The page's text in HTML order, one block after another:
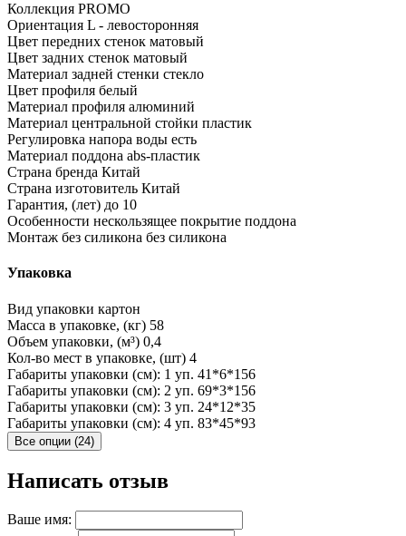
Коллекция PROMO
Ориентация L - левосторонняя
Цвет передних стенок матовый
Цвет задних стенок матовый
Материал задней стенки стекло
Цвет профиля белый
Материал профиля алюминий
Материал центральной стойки пластик
Регулировка напора воды есть
Материал поддона abs-пластик
Страна бренда Китай
Страна изготовитель Китай
Гарантия, (лет) до 10
Особенности нескользящее покрытие поддона
Монтаж без силикона без силикона
Упаковка
Вид упаковки картон
Масса в упаковке, (кг) 58
Объем упаковки, (м³) 0,4
Кол-во мест в упаковке, (шт) 4
Габариты упаковки (см): 1 уп. 41*6*156
Габариты упаковки (см): 2 уп. 69*3*156
Габариты упаковки (см): 3 уп. 24*12*35
Габариты упаковки (см): 4 уп. 83*45*93
Все опции (24)
Написать отзыв
Ваше имя: